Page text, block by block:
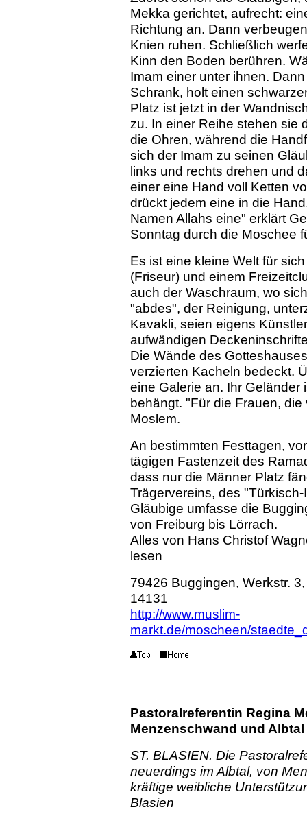
Mekka gerichtet, aufrecht:
Richtung an. Dann
Knien ruhen. Schließlich
Kinn den Boden berühren.
Imam einer unter ihnen.
Schrank, holt einen
Platz ist jetzt in der
zu. In einer Reihe stehen sie
die Ohren, während die
sich der Imam zu seinen
links und rechts drehen und
einer eine Hand voll Ketten
drückt jedem eine in die
Namen Allahs eine" erklärt
Sonntag durch die Moschee
Es ist eine kleine Welt für
(Friseur) und einem
auch der Waschraum, wo
"abdes", der Reinigung,
Kavakli, seien eigens
aufwändigen
Die Wände des
verzierten Kacheln bedeckt.
eine Galerie an. Ihr Geländer
behängt. "Für die Frauen,
Moslem.
An bestimmten Festtagen,
tägigen Fastenzeit des
dass nur die Männer Platz
Trägervereins, des
Gläubige umfasse die
von Freiburg bis Lörrach.
Alles von Hans Christof
lesen
79426 Buggingen, Werkstr.
14131
http://www.muslim-
markt.de/moscheen/
Pastoralreferentin Regina
Menzenschwand und Albtal
ST. BLASIEN. Die
neuerdings im Albtal, von
kräftige weibliche
Blasien